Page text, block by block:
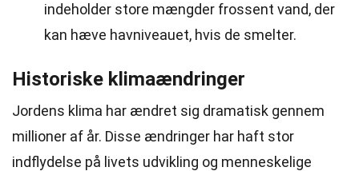
indeholder store mængder frossent vand, der
kan hæve havniveauet, hvis de smelter.
Historiske klimaændringer
Jordens klima har ændret sig dramatisk gennem
millioner af år. Disse ændringer har haft stor
indflydelse på livets udvikling og menneskelige